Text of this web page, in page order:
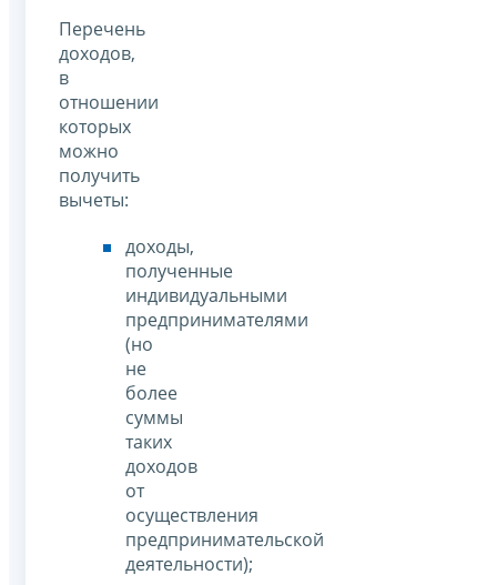
Перечень
доходов,
в
отношении
которых
можно
получить
вычеты:
доходы,
полученные
индивидуальными
предпринимателями
(но
не
более
суммы
таких
доходов
от
осуществления
предпринимательской
деятельности);